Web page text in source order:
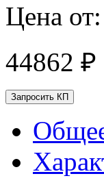
Цена от:
44862 ₽
Запросить КП